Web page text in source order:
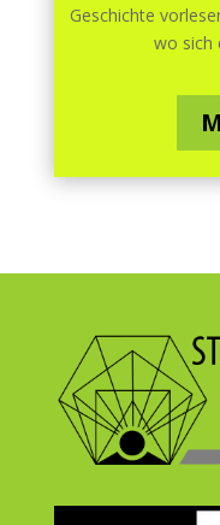
Geschichte
wo sich